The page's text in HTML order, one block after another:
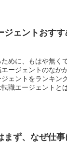
ジェントおす
めに、もはや無く
ージェントのなか
ェントをランキン
職エージェントと
まず、なぜ仕